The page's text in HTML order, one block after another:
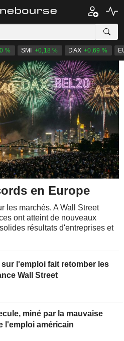
% SMI +0,18 % DAX +0,69 %
sur l'emploi fait retomber les
Wall Street
miné par la mauvaise
l'emploi américain
en Europe
les marchés. A Wall Street
ont atteint de nouveaux
résultats d'entreprises et